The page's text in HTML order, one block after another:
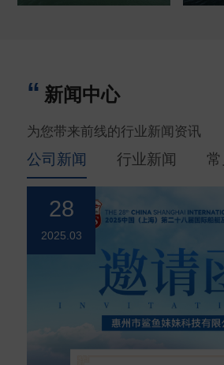
新闻中心
为您带来前线的行业新闻资讯
公司新闻 行业新闻
28
2025.03